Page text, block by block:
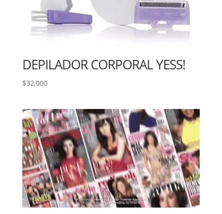
DEPILADOR CORPORAL YESS!
$32,000